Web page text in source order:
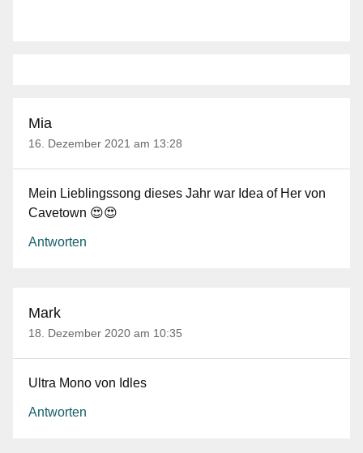
Mia
16. Dezember 2021 am 13:28
Mein Lieblingssong dieses Jahr war Idea of Her von
Cavetown 😍😍
Antworten
Mark
18. Dezember 2020 am 10:35
Ultra Mono von Idles
Antworten